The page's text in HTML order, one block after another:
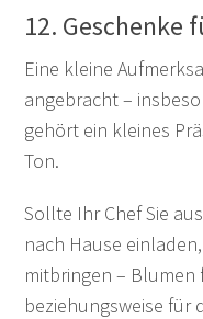
12. Geschenke
Eine kleine
angebracht –
gehört ein kleines
Ton.
Sollte Ihr Chef Sie
nach Hause
mitbringen – Blumen
beziehungsweise für